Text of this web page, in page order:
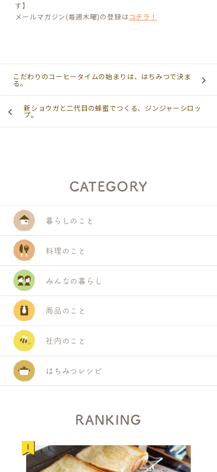
す】
メールマガジン(毎週木曜)の登録はコチラ！
こだわりのコーヒータイムの始まりは、はちみつで決ま
る。
新ショウガと二代目の蜂蜜でつくる、ジンジャーシロッ
プ。
CATEGORY
暮らしのこと
料理のこと
みんなの暮らし
商品のこと
社内のこと
はちみつレシピ
RANKING
R